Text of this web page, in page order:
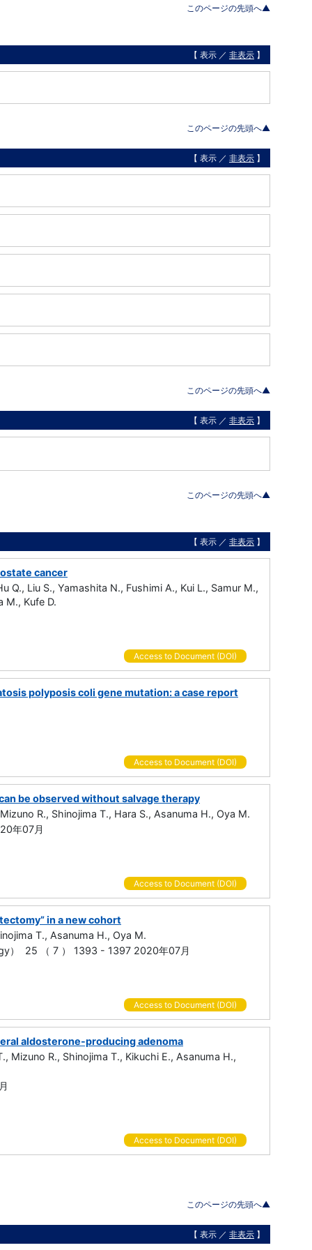
このページの先頭へ▲
【 表示 ／ 非表示 】
このページの先頭へ▲
【 表示 ／ 非表示 】
このページの先頭へ▲
【 表示 ／ 非表示 】
このページの先頭へ▲
【 表示 ／ 非表示 】
cancer
Q., Liu S., Yamashita N., Fushimi A., Kui L., Samur M.,
M., Kufe D.
Access to Document (DOI)
polyposis coli gene mutation: a case report
Access to Document (DOI)
be observed without salvage therapy
R., Shinojima T., Hara S., Asanuma H., Oya M.
年07月
Access to Document (DOI)
in a new cohort
T., Asanuma H., Oya M.
） 25 （ 7 ） 1393 - 1397 2020年07月
Access to Document (DOI)
aldosterone-producing adenoma
Mizuno R., Shinojima T., Kikuchi E., Asanuma H.,
Access to Document (DOI)
このページの先頭へ▲
【 表示 ／ 非表示 】